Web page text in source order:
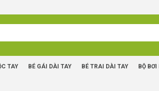
TAY BÉ GÁI DÀI TAY BÉ TRAI DÀI TAY BỘ